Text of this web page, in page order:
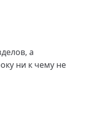
а
ни к чему не